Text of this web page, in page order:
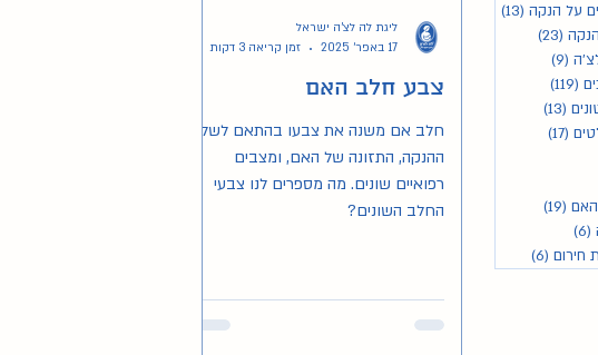
צבע חלב האם
חלב אם משנה את צבעו בהתאם לשלבי
ההנקה, התזונה של האם, ומצבים
רפואיים שונים. מה מספרים לנו צבעי
החלב השונים?
ליגת לה לצ'ה ישראל
17 באפר׳ 2025
זמן קריאה 3 דקות
על הנקה (13)
(23)
(9)
(119)
(13)
(17)
(19)
(6)
חירום (6)